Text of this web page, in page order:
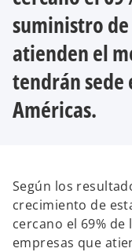
suministro
atienden el
tendrán sede
Américas.
Según los
crecimiento de
cercano el 69%
empresas que